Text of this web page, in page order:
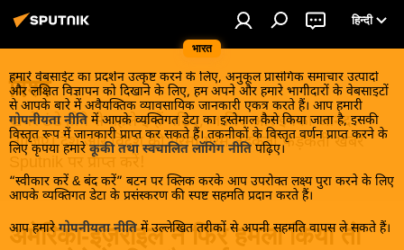
भारत
हिन्दी
हमारे वेबसाईट का प्रदर्शन उत्कृष्ट करने के लिए, अनुकूल प्रासंगिक समाचार उत्पादों
और लक्षित विज्ञापन को दिखाने के लिए, हम अपने और हमारे भागीदारों के वेबसाइटों
से आपके बारे में अवैयक्तिक व्यावसायिक जानकारी एकत्र करते हैं। आप हमारी
गोपनीयता नीति में आपके व्यक्तिगत डेटा का इस्तेमाल कैसे किया जाता है, इसकी
विस्तृत रूप में जानकारी प्राप्त कर सकते हैं। तकनीकों के विस्तृत वर्णन प्राप्त करने के
लिए कृपया हमारे कूकी तथा स्वचालित लॉगिंग नीति पढ़िए।
“स्वीकार करें & बंद करें” बटन पर क्लिक करके आप उपरोक्त लक्ष्य पुरा करने के लिए
आपके व्यक्तिगत डेटा के प्रसंस्करण की स्पष्ट सहमति प्रदान करते हैं।
आप हमारे गोपनीयता नीति में उल्लेखित तरीकों से अपनी सहमति वापस ले सकते हैं।
विश्व
खबरें ठंडे होने से पहले इन्हें पढ़िए, जानिए और इनका आनंद
लीजिए। देश और विदेश की गरमा गरम तड़कती फड़कती खबरें
Sputnik पर प्राप्त करें!
अमेरिका-इज़राइल ने फिर हमला किया तो